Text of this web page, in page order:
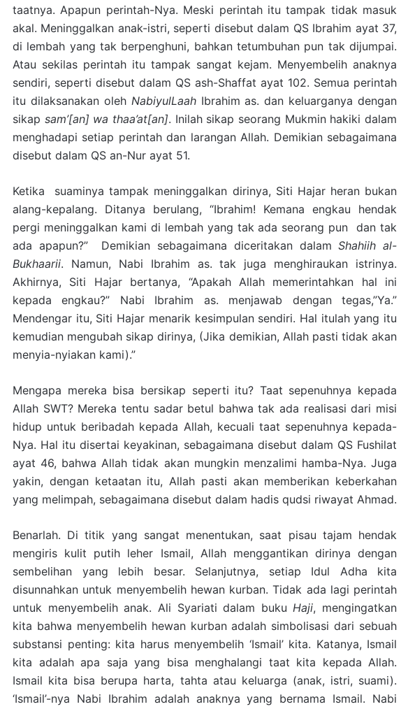
taatnya. Apapun perintah-Nya. Meski perintah itu tampak tidak masuk
akal. Meninggalkan anak-istri, seperti disebut dalam QS Ibrahim ayat 37,
di lembah yang tak berpenghuni, bahkan tetumbuhan pun tak dijumpai.
Atau sekilas perintah itu tampak sangat kejam. Menyembelih anaknya
sendiri, seperti disebut dalam QS ash-Shaffat ayat 102. Semua perintah
itu dilaksanakan oleh NabiyulLaahIbrahim as. dan keluarganya dengan
sikap sam’[an] wa thaa’at[an]. Inilah sikap seorang Mukmin hakiki dalam
menghadapi setiap perintah dan larangan Allah. Demikian sebagaimana
disebut dalam QS an-Nur ayat 51.
Ketika suaminya tampak meninggalkan dirinya, Siti Hajar heran bukan
alang-kepalang. Ditanya berulang, “Ibrahim! Kemana engkau hendak
pergi meninggalkan kami di lembah yang tak ada seorang pun dan tak
ada apapun?” Demikian sebagaimana diceritakan dalamShahiih al-
Bukhaarii. Namun, Nabi Ibrahim as. tak juga menghiraukan istrinya.
Akhirnya, Siti Hajar bertanya, “Apakah Allah memerintahkan hal ini
kepada engkau?” Nabi Ibrahim as. menjawab dengan tegas,”Ya.”
Mendengar itu, Siti Hajar menarik kesimpulan sendiri. Hal itulah yang itu
kemudian mengubah sikap dirinya, (Jika demikian, Allah pasti tidak akan
menyia-nyiakan kami).”
Mengapa mereka bisa bersikap seperti itu? Taat sepenuhnya kepada
Allah SWT? Mereka tentu sadar betul bahwa tak ada realisasi dari misi
hidup untuk beribadah kepada Allah, kecuali taat sepenuhnya kepada-
Nya. Hal itu disertai keyakinan, sebagaimana disebut dalam QS Fushilat
ayat 46, bahwa Allah tidak akan mungkin menzalimi hamba-Nya. Juga
yakin, dengan ketaatan itu, Allah pasti akan memberikan keberkahan
yang melimpah, sebagaimana disebut dalam hadis qudsi riwayat Ahmad.
Benarlah. Di titik yang sangat menentukan, saat pisau tajam hendak
mengiris kulit putih leher Ismail, Allah menggantikan dirinya dengan
sembelihan yang lebih besar. Selanjutnya, setiap Idul Adha kita
disunnahkan untuk menyembelih hewan kurban. Tidak ada lagi perintah
untuk menyembelih anak. Ali Syariati dalam bukuHaji, mengingatkan
kita bahwa menyembelih hewan kurban adalah simbolisasi dari sebuah
substansi penting: kita harus menyembelih ‘Ismail’ kita. Katanya, Ismail
kita adalah apa saja yang bisa menghalangi taat kita kepada Allah.
Ismail kita bisa berupa harta, tahta atau keluarga (anak, istri, suami).
‘Ismail’-nya Nabi Ibrahim adalah anaknya yang bernama Ismail. Nabi